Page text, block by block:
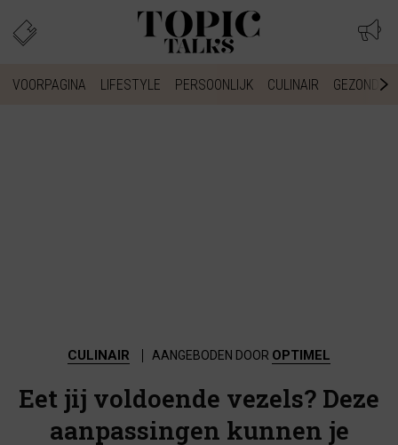
VOORPAGINA LIFESTYLE PERSOONLIJK CULINAIR
CULINAIR AANGEBODEN DOOR OPTIMEL
Eet jij voldoende vezels? Deze
aanpassingen kunnen je